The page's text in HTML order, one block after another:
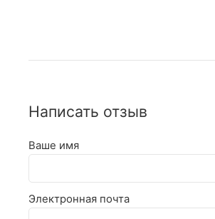
Написать отзыв
Ваше имя
Электронная почта